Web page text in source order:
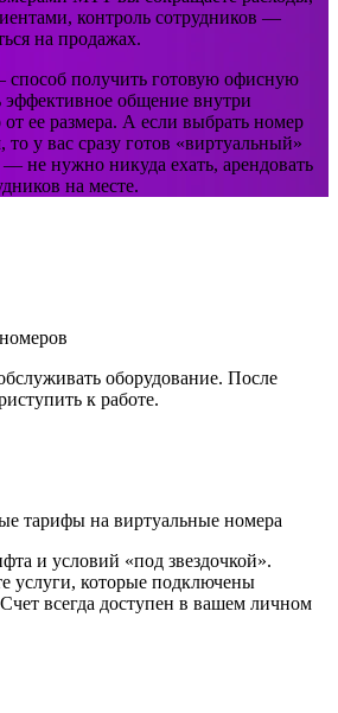
контроль сотрудников —
на продажах.
получить готовую офисную
общение внутри
ее размера. А если выбрать номер
у вас сразу готов «виртуальный»
не нужно никуда ехать, арендовать
на месте.
оборудование. После
к работе.
тарифы на виртуальные номера
и условий «под звездочкой».
услуги, которые подключены
всегда доступен в вашем личном